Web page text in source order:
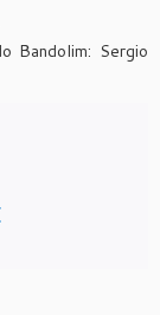
Bandolim: Sergio